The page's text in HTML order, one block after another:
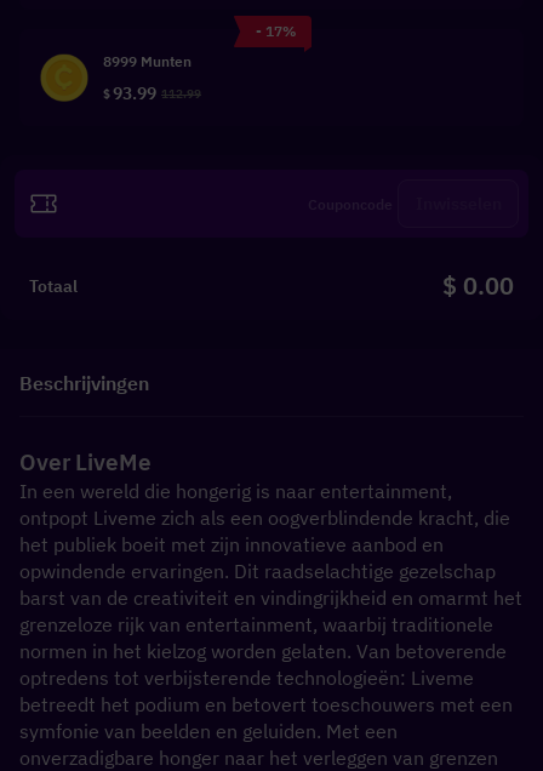
- 17%
8999 Munten
$93.99 112.99
Totaal $ 0.00
Beschrijvingen
Over LiveMe
In een wereld die hongerig is naar entertainment,
ontpopt Liveme zich als een oogverblindende kracht, die
het publiek boeit met zijn innovatieve aanbod en
opwindende ervaringen. Dit raadselachtige gezelschap
barst van de creativiteit en vindingrijkheid en omarmt het
grenzeloze rijk van entertainment, waarbij traditionele
normen in het kielzog worden gelaten. Van betoverende
optredens tot verbijsterende technologieën: Liveme
betreedt het podium en betovert toeschouwers met een
symfonie van beelden en geluiden. Met een
onverzadigbare honger naar het verleggen van grenzen